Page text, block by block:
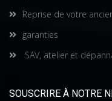
Reprise de votre
garanties
SAV, atelier et
SOUSCRIRE À NOTRE